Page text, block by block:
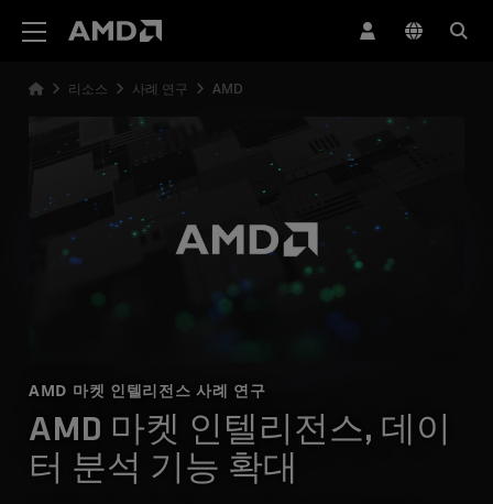
리소스 사례 연구 AMD
AMD 마켓 인텔리전스 사례 연구
AMD 마켓 인텔리전스, 데이
터 분석 기능 확대